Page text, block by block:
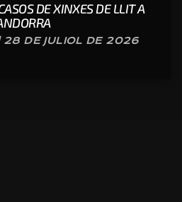
DE XINXES DE LLIT A
28 DE JULIOL DE 2026